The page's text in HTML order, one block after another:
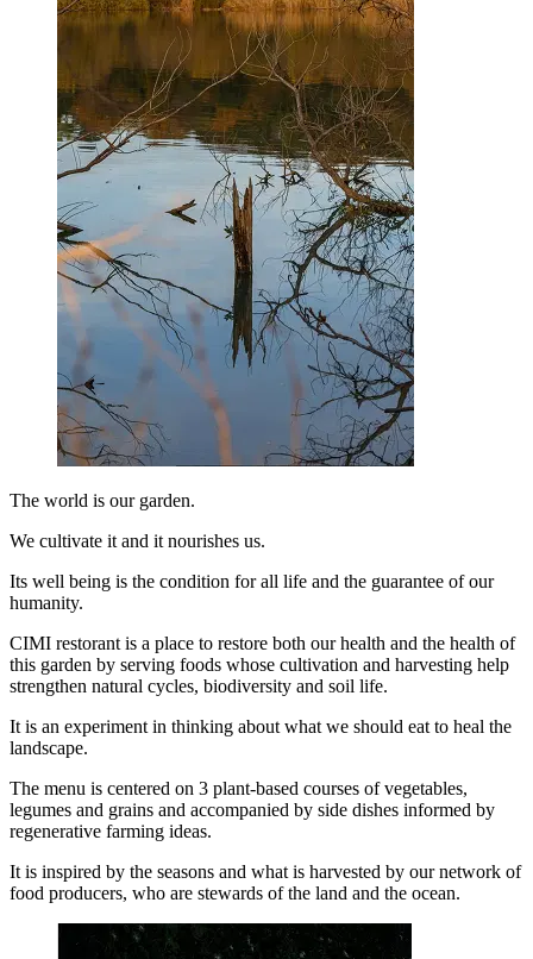
The world is our garden.
We cultivate it and it nourishes us.
Its well being is the condition for all life and the guarantee of our
humanity.
CIMI restorant is a place to restore both our health and the health of
this garden by serving foods whose cultivation and harvesting help
strengthen natural cycles, biodiversity and soil life.
It is an experiment in thinking about what we should eat to heal the
landscape.
The menu is centered on 3 plant-based courses of vegetables,
legumes and grains and accompanied by side dishes informed by
regenerative farming ideas.
It is inspired by the seasons and what is harvested by our network of
food producers, who are stewards of the land and the ocean.